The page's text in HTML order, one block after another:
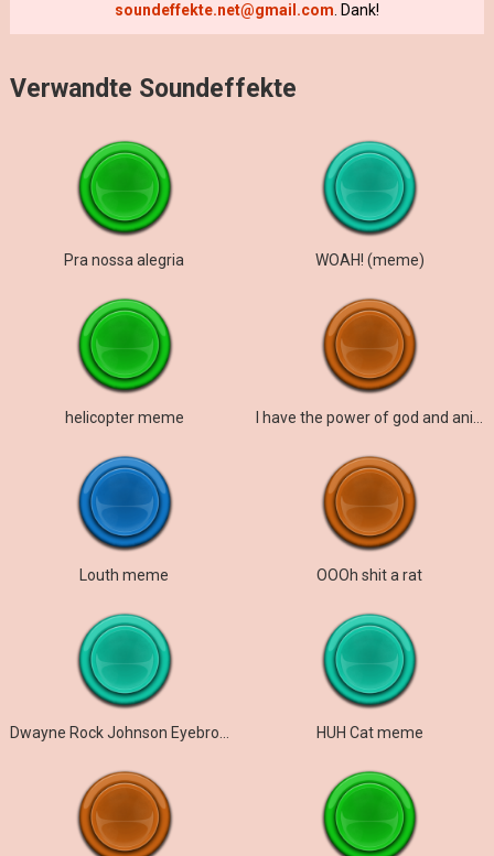
soundeffekte.net@gmail.com . Dank!
Verwandte Soundeffekte
Pra nossa alegria WOAH! (meme)
helicopter meme
Louth meme OOOh shit a rat
HUH Cat meme